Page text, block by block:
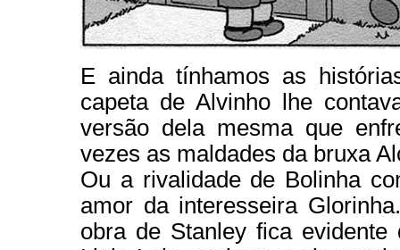
E ainda tínhamos as
capeta de Alvinho lhe
versão dela mesma que
vezes as maldades da bruxa
Ou a rivalidade de Bolinha
amor da interesseira
obra de Stanley fica